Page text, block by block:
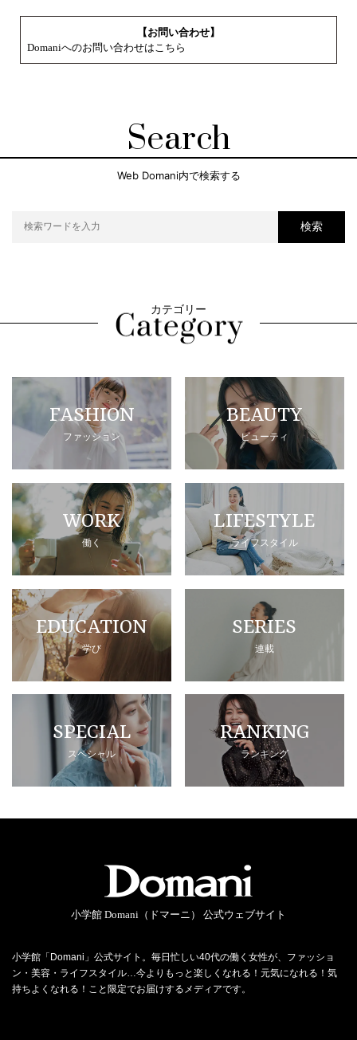
【お問い合わせ】
Domaniへのお問い合わせはこちら
Search
Web Domani内で検索する
検索
カテゴリー
FASHION
ファッション
BEAUTY
ビューティ
WORK
働く
LIFESTYLE
ライフスタイル
EDUCATION
学び
SERIES
連載
SPECIAL
スペシャル
RANKING
ランキング
小学館 Domani（ドマーニ） 公式ウェブサイト
小学館「Domani」公式サイト。毎日忙しい40代の働く女性が、ファッショ
ン・美容・ライフスタイル…今よりもっと楽しくなれる！元気になれる！気
持ちよくなれる！こと限定でお届けするメディアです。